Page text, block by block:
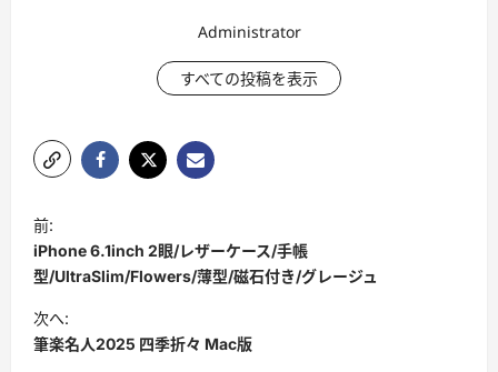
Administrator
すべての投稿を表示
投
稿
ナ
ビ
ゲ
前:
iPhone 6.1inch 2眼/レザーケース/手帳
型/UltraSlim/Flowers/薄型/磁石付き/グレージュ
次へ:
筆楽名人2025 四季折々 Mac版